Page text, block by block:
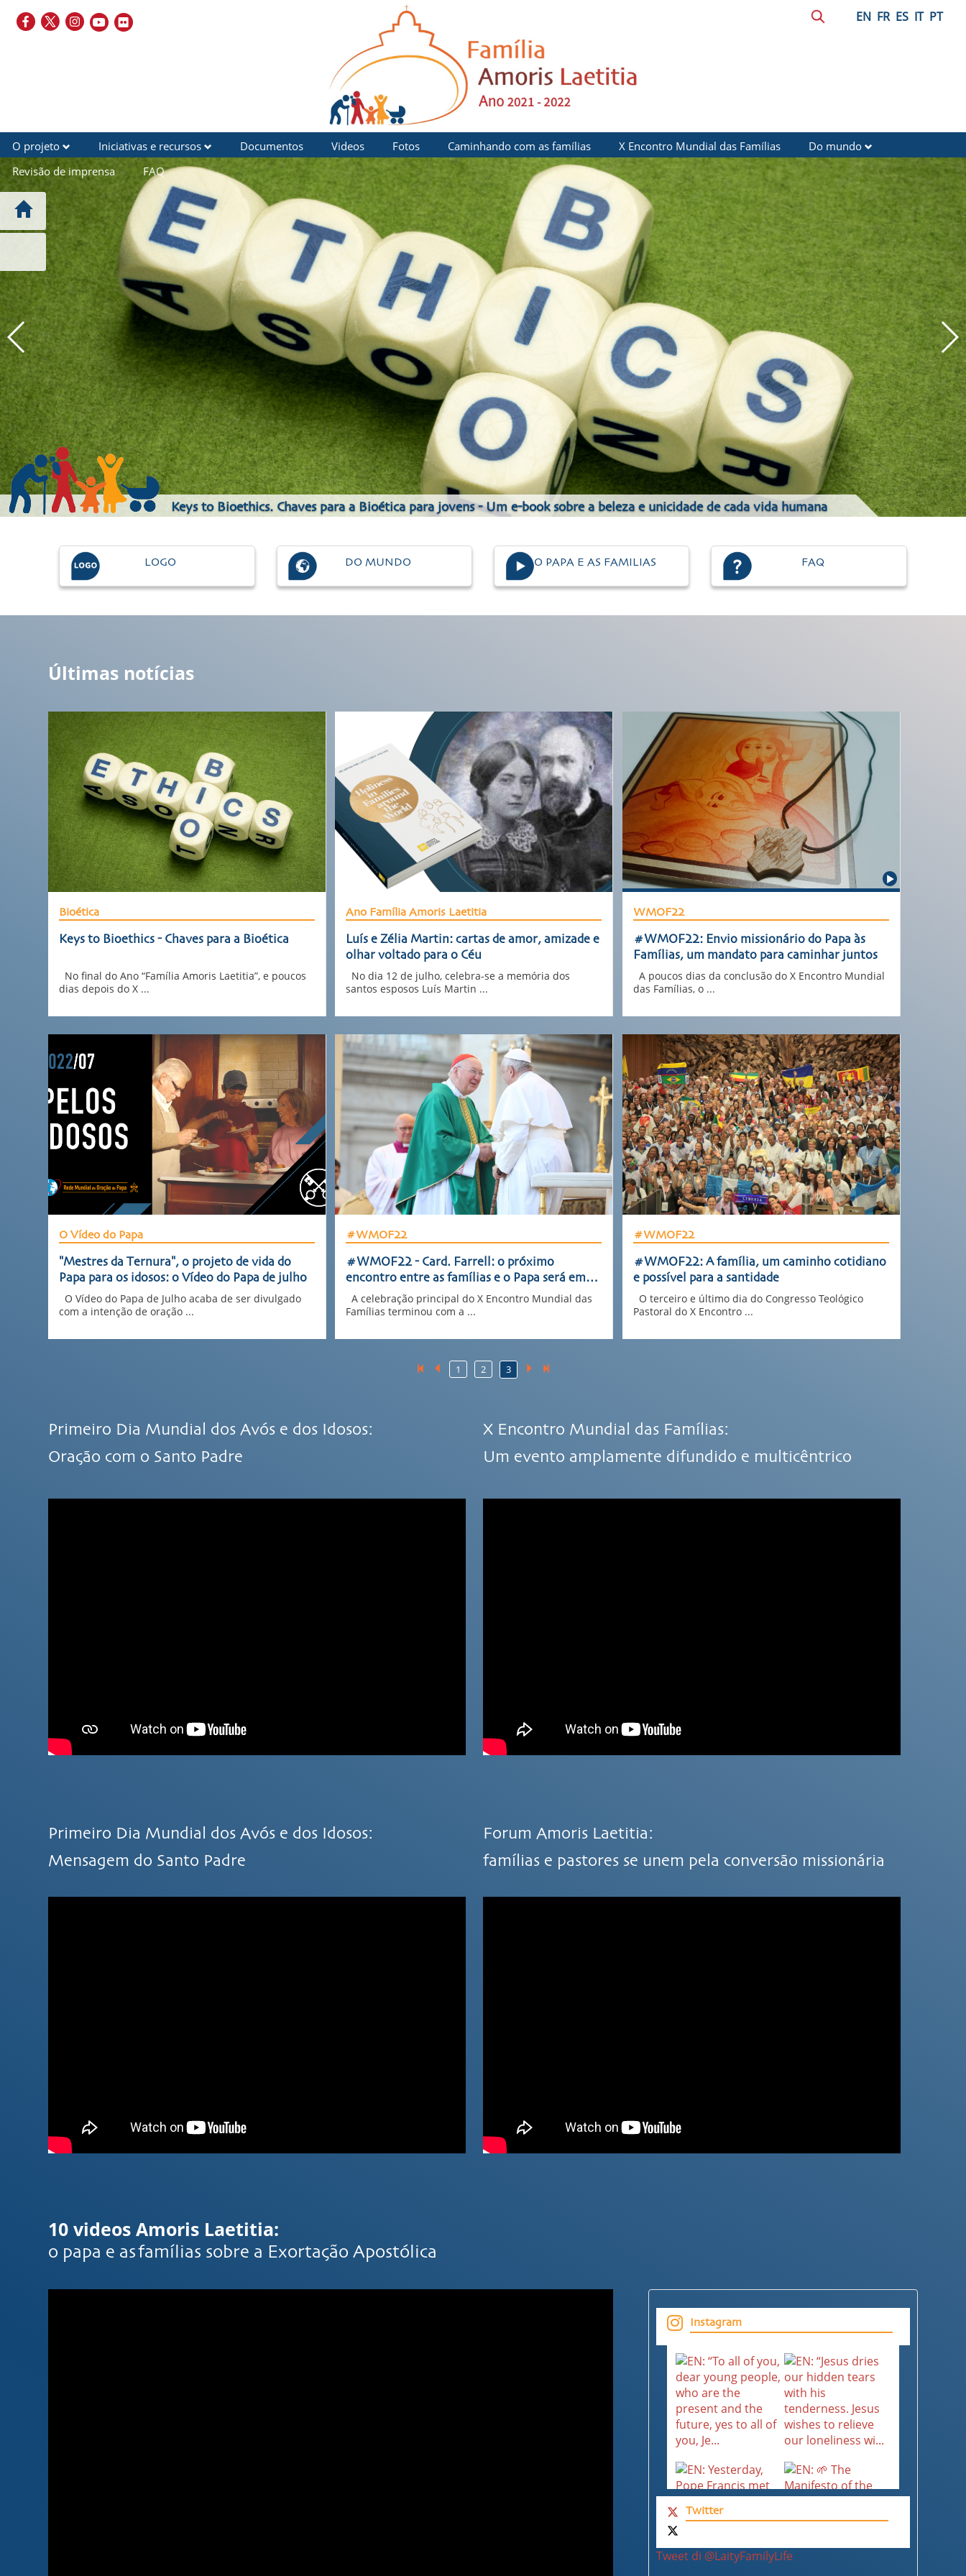
EN FR ES IT PT
O projeto Iniciativas e recursos Documentos Videos Fotos Caminhando com as famílias X Encontro Mundial das Famílias
Do mundo
Revisão de imprensa
FAQ
Keys to Bioethics. Chaves para a Bioética para jovens - Um e-book sobre a beleza e unicidade de cada vida humana
LOGO DO MUNDO O PAPA E AS FAMILIAS FAQ
Últimas notícias
Bioética
Keys to Bioethics - Chaves para a Bioética
No final do Ano “Família Amoris Laetitia”, e poucos
dias depois do X ...
Ano Família Amoris Laetitia
Luís e Zélia Martin: cartas de amor, amizade e
olhar voltado para o Céu
No dia 12 de julho, celebra-se a memória dos
santos esposos Luís Martin ...
WMOF22
#WMOF22: Envio missionário do Papa às
Famílias, um mandato para caminhar juntos
A poucos dias da conclusão do X Encontro Mundial
das Famílias, o ...
O Vídeo do Papa
"Mestres da Ternura", o projeto de vida do
Papa para os idosos: o Vídeo do Papa de julho
O Vídeo do Papa de Julho acaba de ser divulgado
com a intenção de oração ...
#WMOF22
#WMOF22 - Card. Farrell: o próximo
encontro entre as famílias e o Papa será em
Roma
A celebração principal do X Encontro Mundial das
Famílias terminou com a ...
#WMOF22
#WMOF22: A família, um caminho cotidiano
e possível para a santidade
O terceiro e último dia do Congresso Teológico
Pastoral do X Encontro ...
1 2 3
Primeiro Dia Mundial dos Avós e dos Idosos:
Oração com o Santo Padre
Primeiro Dia Mundial dos Avós e dos Idosos:
Mensagem do Santo Padre
X Encontro Mundial das Famílias:
Um evento amplamente difundido e multicêntrico
Forum Amoris Laetitia:
famílias e pastores se unem pela conversão missionária
10 videos Amoris Laetitia:
o papa e as famílias sobre a Exortação Apostólica
Instagram
Twitter
Tweet di @LaityFamilyLife